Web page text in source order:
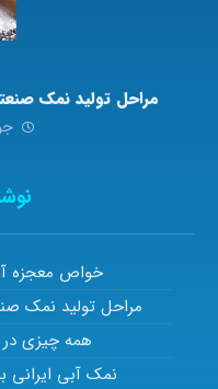
مراحل تولید نمک
خواص معجزه
مراحل تولید نمک
همه چیزی
نمک آبی